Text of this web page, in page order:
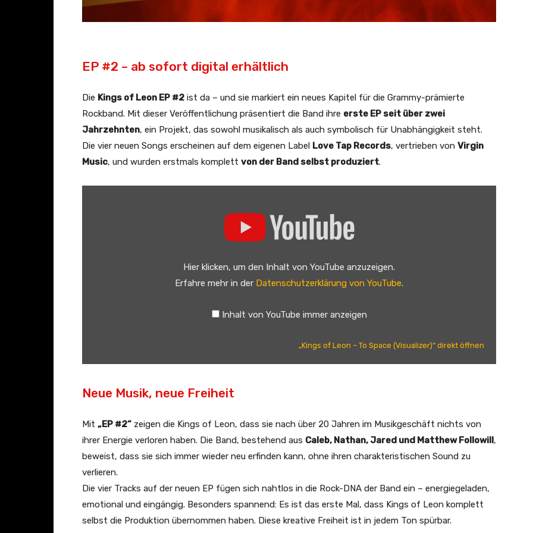
EP #2 – ab sofort digital erhältlich
Die Kings of Leon EP #2 ist da – und sie markiert ein neues Kapitel für die Grammy-prämierte
Rockband. Mit dieser Veröffentlichung präsentiert die Band ihre erste EP seit über zwei
Jahrzehnten, ein Projekt, das sowohl musikalisch als auch symbolisch für Unabhängigkeit steht.
Die vier neuen Songs erscheinen auf dem eigenen Label Love Tap Records, vertrieben von Virgin
Music, und wurden erstmals komplett von der Band selbst produziert.
Hier klicken, um den Inhalt von YouTube anzuzeigen.
Erfahre mehr in der Datenschutzerklärung von YouTube.
Inhalt von YouTube immer anzeigen
„Kings of Leon – To Space (Visualizer)“ direkt öffnen
Neue Musik, neue Freiheit
Mit „EP #2“ zeigen die Kings of Leon, dass sie nach über 20 Jahren im Musikgeschäft nichts von
ihrer Energie verloren haben. Die Band, bestehend aus Caleb, Nathan, Jared und Matthew Followill,
beweist, dass sie sich immer wieder neu erfinden kann, ohne ihren charakteristischen Sound zu
verlieren.
Die vier Tracks auf der neuen EP fügen sich nahtlos in die Rock-DNA der Band ein – energiegeladen,
emotional und eingängig. Besonders spannend: Es ist das erste Mal, dass Kings of Leon komplett
selbst die Produktion übernommen haben. Diese kreative Freiheit ist in jedem Ton spürbar.